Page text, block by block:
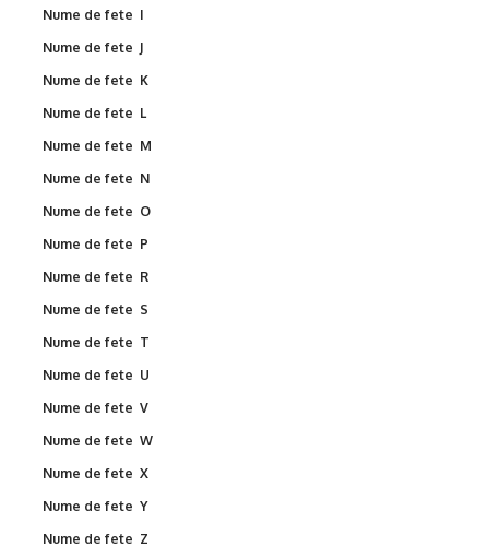
Nume de fete I
Nume de fete J
Nume de fete K
Nume de fete L
Nume de fete M
Nume de fete N
Nume de fete O
Nume de fete P
Nume de fete R
Nume de fete S
Nume de fete T
Nume de fete U
Nume de fete V
Nume de fete W
Nume de fete X
Nume de fete Y
Nume de fete Z